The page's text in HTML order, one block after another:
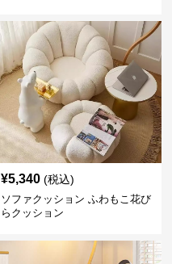
¥5,340 (税込)
ソファクッション ふわもこ花び
らクッション